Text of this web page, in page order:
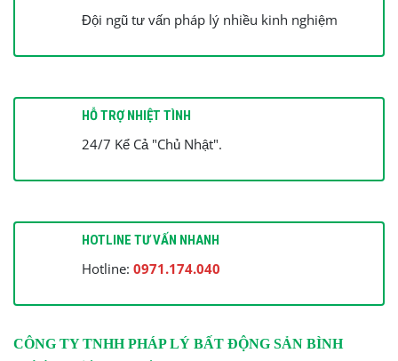
Đội ngũ tư vấn pháp lý nhiều kinh nghiệm
HỖ TRỢ NHIỆT TÌNH
24/7 Kể Cả "Chủ Nhật".
HOTLINE TƯ VẤN NHANH
Hotline: 0971.174.040
CÔNG TY TNHH PHÁP LÝ BẤT ĐỘNG SẢN BÌNH